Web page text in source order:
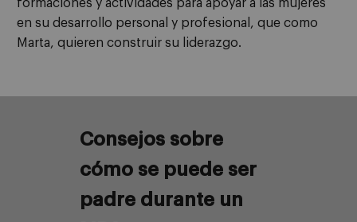
formaciones y actividades para apoyar a las mujeres
en su desarrollo personal y profesional, que como
Marta, quieren construir su liderazgo.
Consejos sobre
cómo se puede ser
padre durante un